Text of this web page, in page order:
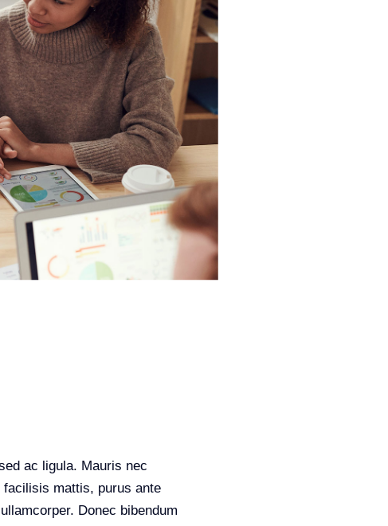
ac ligula. Mauris nec
facilisis mattis, purus ante
Donec bibendum